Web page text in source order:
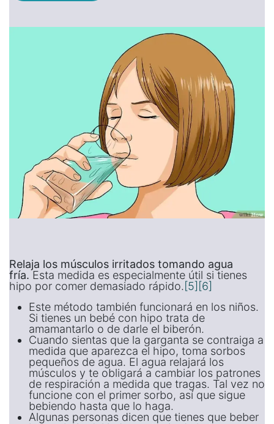
Relaja los músculos irritados tomando agua
fría. Esta medida es especialmente útil si tienes
hipo por comer demasiado rápido. [5] [6]
Este método también funcionará en los niños.
Si tienes un bebé con hipo trata de
amamantarlo o de darle el biberón.
Cuando sientas que la garganta se contraiga a
medida que aparezca el hipo, toma sorbos
pequeños de agua. El agua relajará los
músculos y te obligará a cambiar los patrones
de respiración a medida que tragas. Tal vez no
funcione con el primer sorbo, así que sigue
bebiendo hasta que lo haga.
Algunas personas dicen que tienes que beber